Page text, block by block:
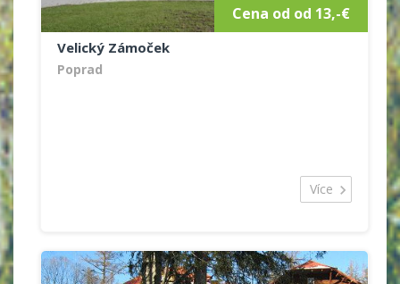
Cena od od 13,-€
Velický Zámoček
Poprad
Více